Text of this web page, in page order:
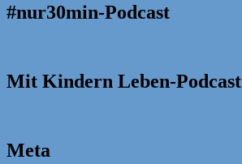
#nur30min-Podcast
Mit Kindern Leben-Podcast
Meta